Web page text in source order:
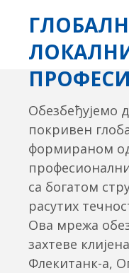
Обезбеђујемо
покривен
формираном
са богатом
расутих
Ова мрежа
захтеве
Флекитанк-а,